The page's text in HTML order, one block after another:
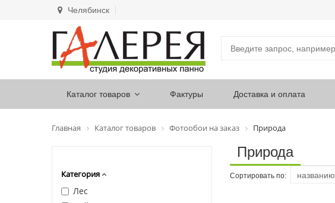
Челябинск
Каталог товаров Фактуры Доставка и оплата
Главная Каталог товаров Фотообои на заказ Природа
Категория
Лес
Природа
Сортировать по: названию